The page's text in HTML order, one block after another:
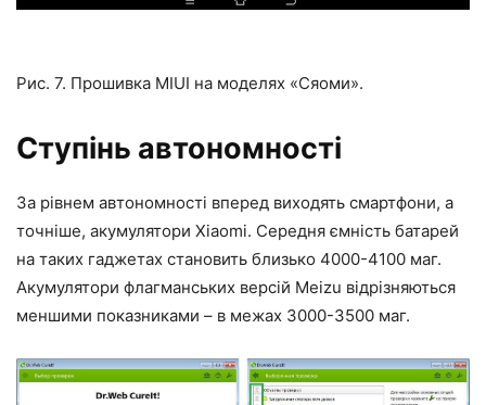
Рис. 7. Прошивка MIUI на моделях «Сяоми».
Ступінь автономності
За рівнем автономності вперед виходять смартфони, а
точніше, акумулятори Xiaomi. Середня ємність батарей
на таких гаджетах становить близько 4000-4100 маг.
Акумулятори флагманських версій Meizu відрізняються
меншими показниками – в межах 3000-3500 маг.